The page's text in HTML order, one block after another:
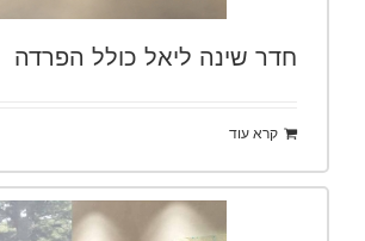
חדר שינה ליאל כולל הפרדה
קרא עוד